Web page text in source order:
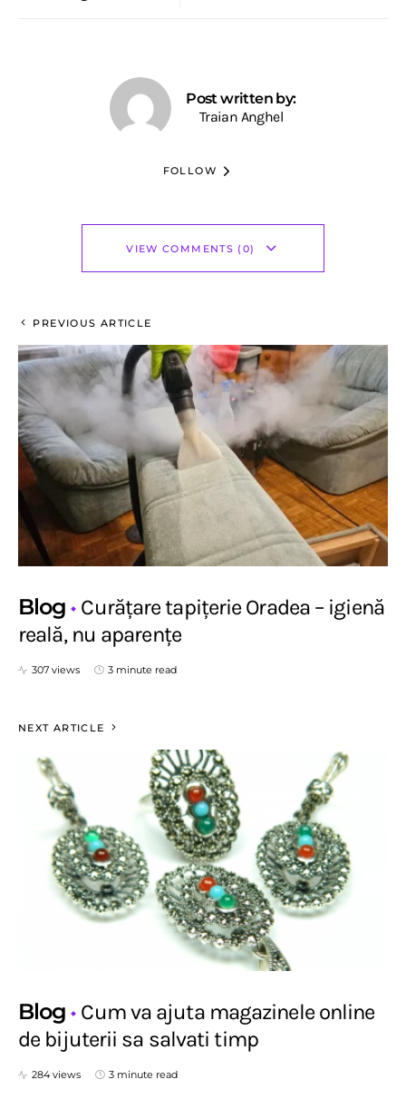
Post written by:
Traian Anghel
FOLLOW
VIEW COMMENTS (0)
PREVIOUS ARTICLE
Blog
Curățare tapițerie Oradea – igienă
reală, nu aparențe
307 views 3 minute read
NEXT ARTICLE
Blog
Cum va ajuta magazinele online
de bijuterii sa salvati timp
284 views 3 minute read